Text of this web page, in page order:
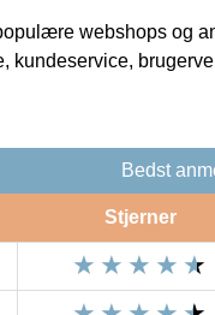
webshops og
kundeservice,
Bedst
Stjerner